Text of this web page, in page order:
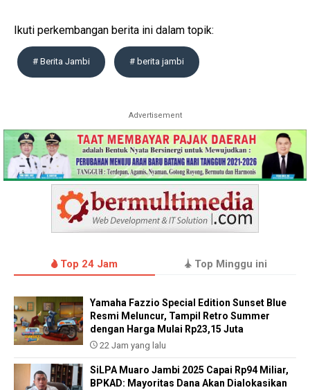
Ikuti perkembangan berita ini dalam topik:
# Berita Jambi # berita jambi
Advertisement
Top 24 Jam Top Minggu ini
Yamaha Fazzio Special Edition Sunset Blue
Resmi Meluncur, Tampil Retro Summer
dengan Harga Mulai Rp23,15 Juta
22 Jam yang lalu
SiLPA Muaro Jambi 2025 Capai Rp94 Miliar,
BPKAD: Mayoritas Dana Akan Dialokasikan